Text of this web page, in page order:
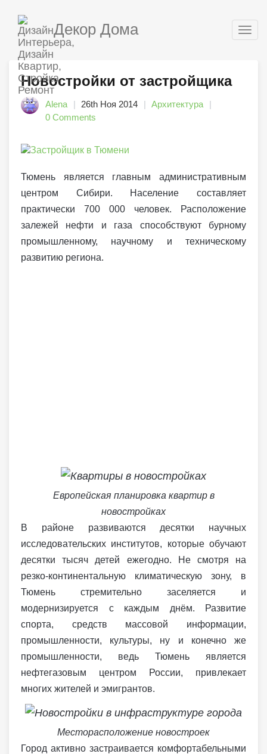
Декор Дома
Новостройки от застройщика
Alena 26th Ноя 2014
Архитектура
0 Comments
Тюмень является главным административным
центром Сибири. Население составляет
практически 700 000 человек. Расположение
залежей нефти и газа способствуют бурному
промышленному, научному и техническому
развитию региона.
Европейская планировка квартир в
новостройках
В районе развиваются десятки научных
исследовательских институтов, которые обучают
десятки тысяч детей ежегодно. Не смотря на
резко-континентальную климатическую зону, в
Тюмень стремительно заселяется и
модернизируется с каждым днём. Развитие
спорта, средств массовой информации,
промышленности, культуры, ну и конечно же
промышленности, ведь Тюмень является
нефтегазовым центром России, привлекает
многих жителей и эмигрантов.
Месторасположение новостроек
Город активно застраивается комфортабельными